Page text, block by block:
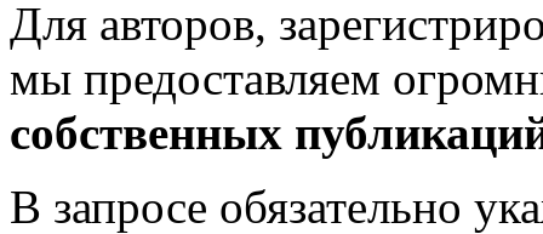
Для авторов,
мы предоставляем
собственных
В запросе обязательно